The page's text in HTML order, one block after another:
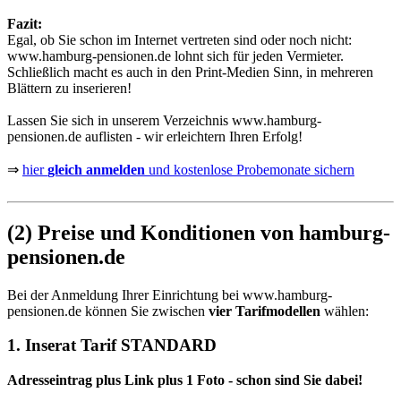
Fazit:
Egal, ob Sie schon im Internet vertreten sind oder noch nicht:
www.hamburg-pensionen.de lohnt sich für jeden Vermieter.
Schließlich macht es auch in den Print-Medien Sinn, in mehreren
Blättern zu inserieren!
Lassen Sie sich in unserem Verzeichnis www.hamburg-
pensionen.de auflisten - wir erleichtern Ihren Erfolg!
⇒ hiergleich anmelden und kostenlose Probemonate sichern
(2) Preise und Konditionen von hamburg-
pensionen.de
Bei der Anmeldung Ihrer Einrichtung bei www.hamburg-
pensionen.de können Sie zwischen vier Tarifmodellen wählen:
1. Inserat Tarif STANDARD
Adresseintrag plus Link plus 1 Foto - schon sind Sie dabei!